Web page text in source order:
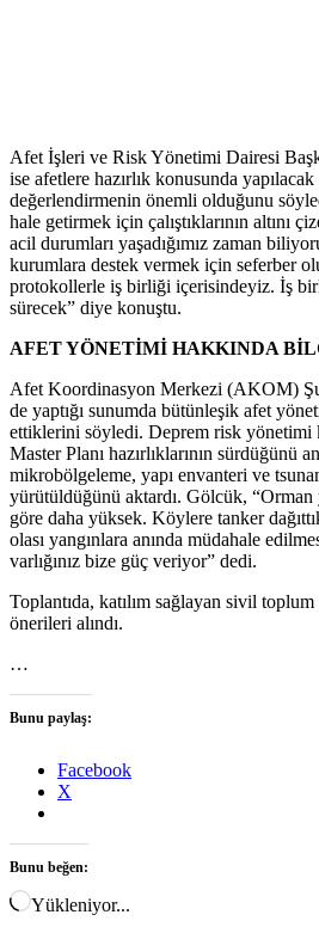
Afet İşleri ve Risk Yönetimi Dairesi
ise afetlere hazırlık konusunda yapılacak
değerlendirmenin önemli olduğunu
hale getirmek için çalıştıklarının altını
acil durumları yaşadığımız zaman
kurumlara destek vermek için seferber
protokollerle iş birliği içerisindeyiz. İş
sürecek” diye konuştu.
AFET YÖNETİMİ HAKKINDA
Afet Koordinasyon Merkezi (AKOM)
de yaptığı sunumda bütünleşik afet
ettiklerini söyledi. Deprem risk yönetimi
Master Planı hazırlıklarının sürdüğünü
mikrobölgeleme, yapı envanteri ve
yürütüldüğünü aktardı. Gölcük, “Orman
göre daha yüksek. Köylere tanker
olası yangınlara anında müdahale
varlığınız bize güç veriyor” dedi.
Toplantıda, katılım sağlayan sivil
önerileri alındı.
…
Bunu paylaş:
Facebook
X
Bunu beğen:
Yükleniyor...